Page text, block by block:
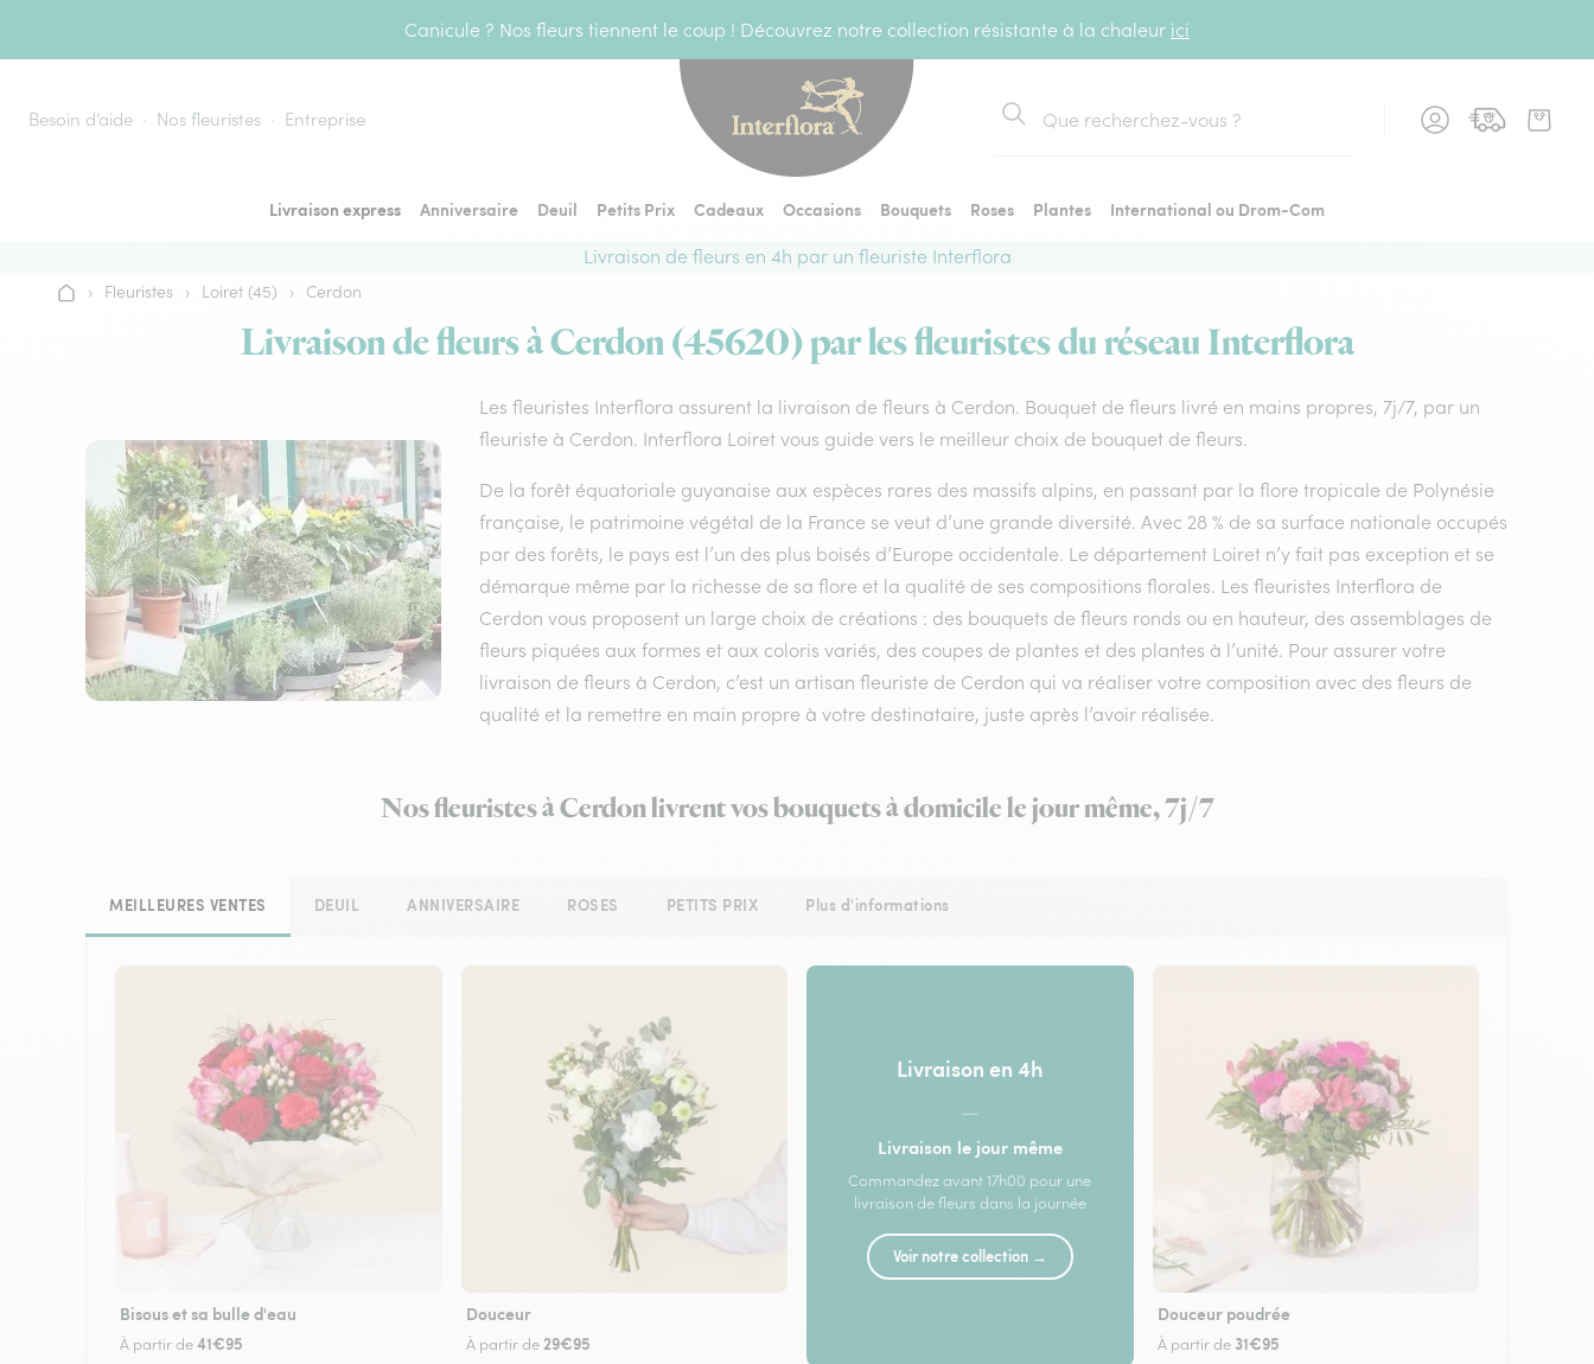
Canicule ? Nos fleurs tiennent le coup ! Découvrez notre collection résistante à la chaleur ici
Besoin d’aide Nos fleuristes Entreprise
Rechercher
Livraison express Anniversaire Deuil Petits Prix Cadeaux Occasions Bouquets Roses Plantes
International ou Drom-Com
Livraison de fleurs en 4h par un fleuriste Interflora
Accueil
› Fleuristes › Loiret (45) › Cerdon
Livraison de fleurs à Cerdon (45620) par les fleuristes du réseau Interflora
Les fleuristes Interflora assurent la livraison de fleurs à Cerdon. Bouquet de fleurs livré en mains propres, 7j/7, par un
fleuriste à Cerdon. Interflora Loiret vous guide vers le meilleur choix de bouquet de fleurs.
De la forêt équatoriale guyanaise aux espèces rares des massifs alpins, en passant par la flore tropicale de Polynésie
française, le patrimoine végétal de la France se veut d’une grande diversité. Avec 28 % de sa surface nationale occupés
par des forêts, le pays est l’un des plus boisés d’Europe occidentale. Le département Loiret n’y fait pas exception et se
démarque même par la richesse de sa flore et la qualité de ses compositions florales. Les fleuristes Interflora de
Cerdon vous proposent un large choix de créations : des bouquets de fleurs ronds ou en hauteur, des assemblages de
fleurs piquées aux formes et aux coloris variés, des coupes de plantes et des plantes à l’unité. Pour assurer votre
livraison de fleurs à Cerdon, c’est un artisan fleuriste de Cerdon qui va réaliser votre composition avec des fleurs de
qualité et la remettre en main propre à votre destinataire, juste après l’avoir réalisée.
Nos fleuristes à Cerdon livrent vos bouquets à domicile le jour même, 7j/7
MEILLEURES VENTES DEUIL ANNIVERSAIRE ROSES PETITS PRIX Plus d'informations
Bisous et sa bulle d'eau
À partir de41€95
Douceur
À partir de 29€95
Livraison en 4h
—
Livraison le jour même
Commandez avant 17h00 pour une
livraison de fleurs dans la journée
Voir notre collection →
Douceur poudrée
À partir de 31€95